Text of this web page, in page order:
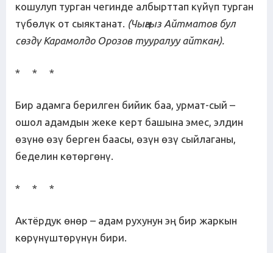
кошулуп турган чегинде албырттап күйүп турган
түбөлүк от сыяктанат. (Чыңгыз Айтматов бул
сөздү Карамолдо Орозов тууралуу айткан).
* * *
Бир адамга берилген бийик баа, урмат-сый –
ошол адамдын жеке керт башына эмес, элдин
өзүнө өзү берген баасы, өзүн өзү сыйлаганы,
беделин көтөргөнү.
* * *
Актёрдук өнөр – адам рухунун эң бир жаркын
көрүнүштөрүнүн бири.